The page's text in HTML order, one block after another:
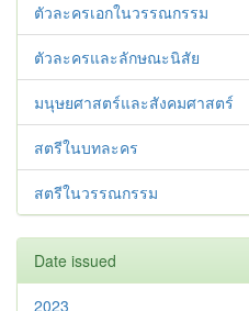
ตัวละครเอกในวรรณกรรม
ตัวละครและลักษณะนิสัย
มนุษยศาสตร์และสังคมศาสตร์
สตรีในบทละคร
สตรีในวรรณกรรม
Date issued
2023